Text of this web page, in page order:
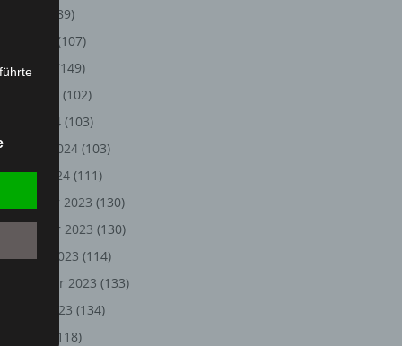
(89)
(107)
Mai 2024
(149)
(102)
März 2024 (103)
2024 (103)
2024 (111)
Dezember 2023 (130)
November 2023 (130)
2023 (114)
September 2023 (133)
August 2023 (134)
(118)